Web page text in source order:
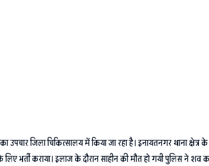
जिला चिकित्सालय में किया जा रहा है। इनायतनगर थाना क्षेत्र के
भर्ती कराया। इलाज के दौरान साहीन की मौत हो गयी पुलिस ने